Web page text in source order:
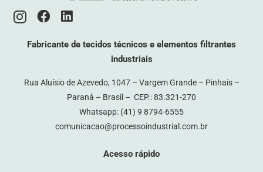
Fabricante de tecidos técnicos e elementos filtrantes
industriais
Rua Aluísio de Azevedo, 1047 – Vargem Grande – Pinhais –
Paraná – Brasil – CEP.: 83.321-270
Whatsapp: (41) 9 8794-6555
comunicacao@processoindustrial.com.br
Acesso rápido